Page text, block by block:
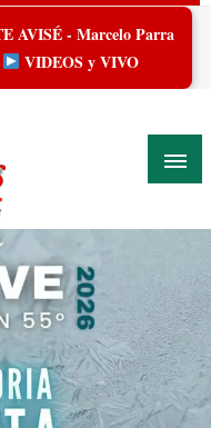
AVISÉ - Marcelo Parra
VIDEOS y VIVO